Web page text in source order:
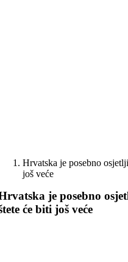
Hrvatska je posebno
još veće
je posebno
će biti još veće